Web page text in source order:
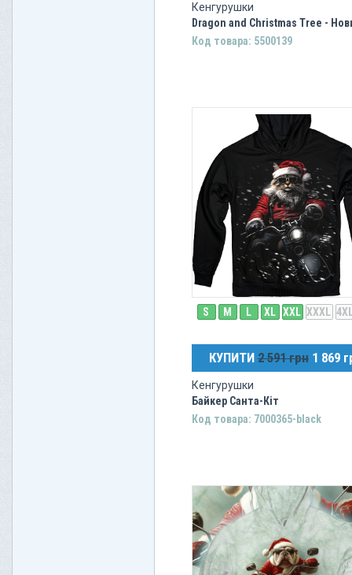
Кенгурушки
Dragon and Christmas Tree -
Код товара: 5500139
S M L XL XXL XXXL
КУПИТИ 2 591 грн 1 869
Кенгурушки
Байкер Санта-Кіт
Код товара: 7000365-black